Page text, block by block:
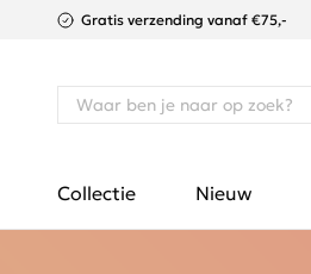
Gratis verzending vanaf €75,-
Collectie Nieuw